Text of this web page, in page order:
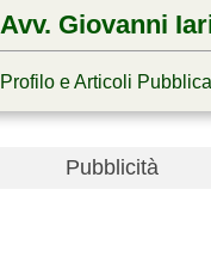
Avv. Giovanni
Profilo e Articoli
Pubblicità